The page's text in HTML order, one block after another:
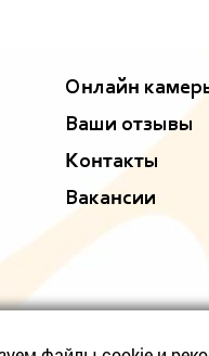
Онлайн
Ваши отзывы
Контакты
Вакансии